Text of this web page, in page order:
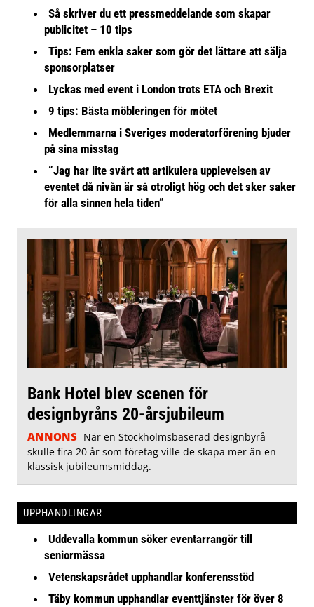
Så skriver du ett pressmeddelande som skapar
publicitet – 10 tips
Tips: Fem enkla saker som gör det lättare att sälja
sponsorplatser
Lyckas med event i London trots ETA och Brexit
9 tips: Bästa möbleringen för mötet
Medlemmarna i Sveriges moderatorförening bjuder
på sina misstag
”Jag har lite svårt att artikulera upplevelsen av
eventet då nivån är så otroligt hög och det sker saker
för alla sinnen hela tiden”
Bank Hotel blev scenen för
designbyråns 20-årsjubileum
ANNONS När en Stockholmsbaserad designbyrå
skulle fira 20 år som företag ville de skapa mer än en
klassisk jubileumsmiddag.
UPPHANDLINGAR
Uddevalla kommun söker eventarrangör till
seniormässa
Vetenskapsrådet upphandlar konferensstöd
Täby kommun upphandlar eventtjänster för över 8